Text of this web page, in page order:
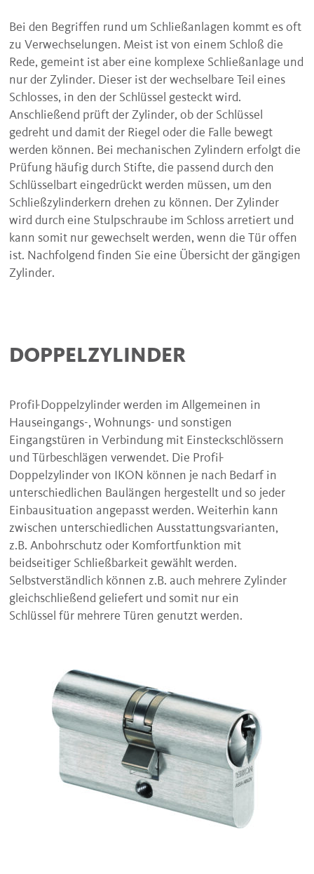
Bei den Begriffen rund um Schließanlagen kommt es oft
zu Verwechselungen. Meist ist von einem Schloß die
Rede, gemeint ist aber eine komplexe Schließanlage und
nur der Zylinder. Dieser ist der wechselbare Teil eines
Schlosses, in den der Schlüssel gesteckt wird.
Anschließend prüft der Zylinder, ob der Schlüssel
gedreht und damit der Riegel oder die Falle bewegt
werden können. Bei mechanischen Zylindern erfolgt die
Prüfung häufig durch Stifte, die passend durch den
Schlüsselbart eingedrückt werden müssen, um den
Schließzylinderkern drehen zu können. Der Zylinder
wird durch eine Stulpschraube im Schloss arretiert und
kann somit nur gewechselt werden, wenn die Tür offen
ist. Nachfolgend finden Sie eine Übersicht der gängigen
Zylinder.
DOPPELZYLINDER
Profil-Doppelzylinder werden im Allgemeinen in
Hauseingangs-, Wohnungs- und sonstigen
Eingangstüren in Verbindung mit Einsteckschlössern
und Türbeschlägen verwendet. Die Profil-
Doppelzylinder von IKON können je nach Bedarf in
unterschiedlichen Baulängen hergestellt und so jeder
Einbausituation angepasst werden. Weiterhin kann
zwischen unterschiedlichen Ausstattungsvarianten,
z.B. Anbohrschutz oder Komfortfunktion mit
beidseitiger Schließbarkeit gewählt werden.
Selbstverständlich können z.B. auch mehrere Zylinder
gleichschließend geliefert und somit nur ein
Schlüssel für mehrere Türen genutzt werden.